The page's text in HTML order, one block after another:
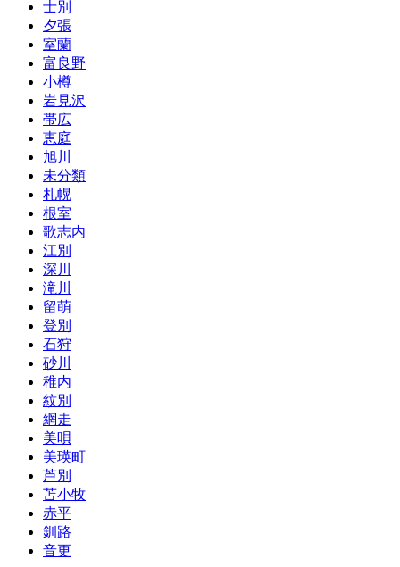
士別
夕張
室蘭
富良野
小樽
岩見沢
帯広
恵庭
旭川
未分類
札幌
根室
歌志内
江別
深川
滝川
留萌
登別
石狩
砂川
稚内
紋別
網走
美唄
美瑛町
芦別
苫小牧
赤平
釧路
音更